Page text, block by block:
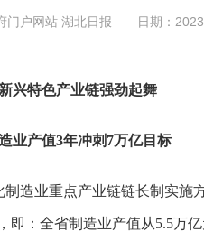
门户网站 湖北日报 日期：
兴特色产业链强劲起舞
业产值3年冲刺7万亿目标
造业重点产业链链长制实施
即：全省制造业产值从5.5万